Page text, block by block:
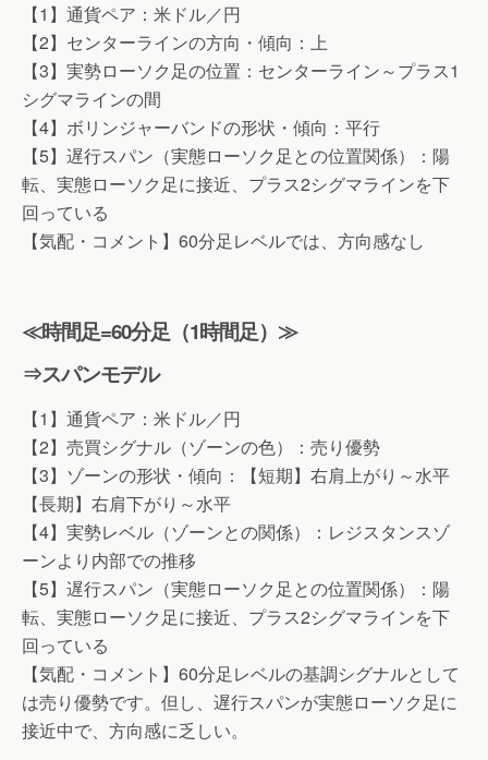
【1】通貨ペア：米ドル／円
【2】センターラインの方向・傾向：上
【3】実勢ローソク足の位置：センターライン～プラス1
シグマラインの間
【4】ボリンジャーバンドの形状・傾向：平行
【5】遅行スパン（実態ローソク足との位置関係）：陽
転、実態ローソク足に接近、プラス2シグマラインを下
回っている
【気配・コメント】60分足レベルでは、方向感なし
≪時間足=60分足（1時間足）≫
⇒スパンモデル
【1】通貨ペア：米ドル／円
【2】売買シグナル（ゾーンの色）：売り優勢
【3】ゾーンの形状・傾向：【短期】右肩上がり～水平
【長期】右肩下がり～水平
【4】実勢レベル（ゾーンとの関係）：レジスタンスゾ
ーンより内部での推移
【5】遅行スパン（実態ローソク足との位置関係）：陽
転、実態ローソク足に接近、プラス2シグマラインを下
回っている
【気配・コメント】60分足レベルの基調シグナルとして
は売り優勢です。但し、遅行スパンが実態ローソク足に
接近中で、方向感に乏しい。